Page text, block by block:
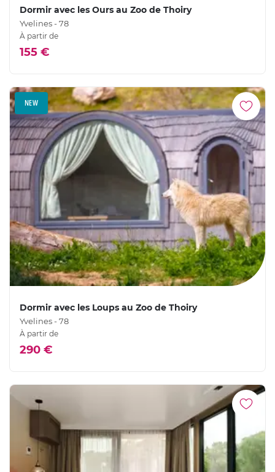
Dormir avec les Ours au Zoo de Thoiry
Yvelines - 78
À partir de
155 €
NEW
Dormir avec les Loups au Zoo de Thoiry
Yvelines - 78
À partir de
290 €